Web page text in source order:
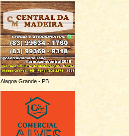
Alagoa Grande - PB